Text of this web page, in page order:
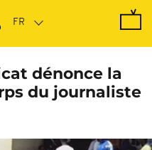
dénonce la
du journaliste